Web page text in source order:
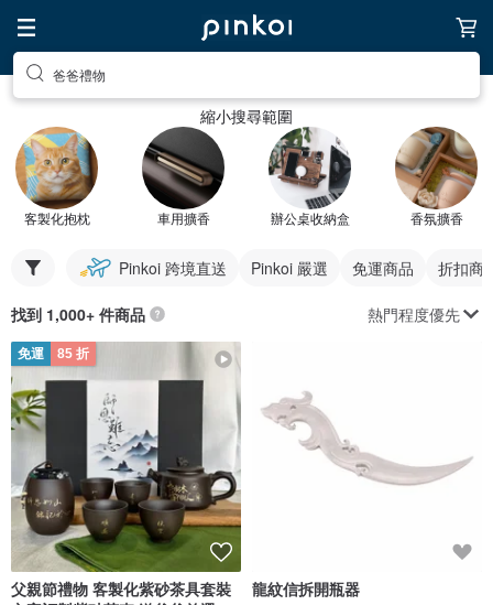
爸爸禮物
縮小搜尋範圍
客製化抱枕 車用擴香 辦公桌收納盒 香氛擴香
Pinkoi 跨境直送 Pinkoi 嚴選 免運商品 折扣商
找到 1,000+ 件商品 熱門程度優先
免運 85 折
父親節禮物 客製化紫砂茶具套裝
龍紋信拆開瓶器